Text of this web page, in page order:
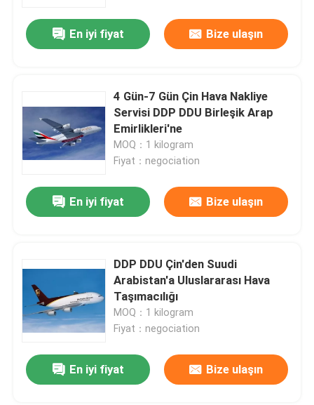
Uluslararası Nakliye Hizmetleri
Çin Hava Taşımacılığı Servisi
Çin Deniz Kargo Hizmetleri
Ortadoğu Denizciliği
Çin'den Kapı Kapı Nakliye
Çin'den Karayolu Kargo
Uluslararası Paketleme Servisi
En iyi fiyat Bize ulaşın
4 Gün-7 Gün Çin Hava Nakliye
Servisi DDP DDU Birleşik Arap
Emirlikleri'ne
MOQ：1 kilogram
Fiyat：negociation
En iyi fiyat Bize ulaşın
DDP DDU Çin'den Suudi
Arabistan'a Uluslararası Hava
Taşımacılığı
MOQ：1 kilogram
Fiyat：negociation
En iyi fiyat Bize ulaşın